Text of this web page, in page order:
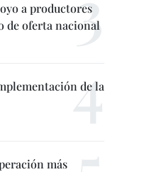
a productores
de oferta nacional
de la
más